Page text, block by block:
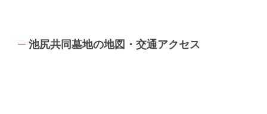
池尻共同墓地の地図・交通アクセス